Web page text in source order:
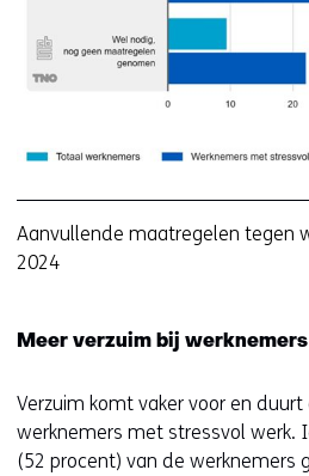
Aanvullende maatregelen tegen
2024
Meer verzuim bij
Verzuim komt vaker voor en duurt
werknemers met stressvol werk.
(52 procent) van de werknemers